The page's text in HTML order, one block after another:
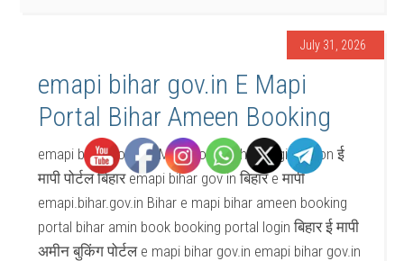
July 31, 2026
emapi bihar gov.in E Mapi
Portal Bihar Ameen Booking
emapi bihar gov.in E Mapi Portal Bihar Registration ई
मापी पोर्टल बिहार emapi bihar gov in बिहार e मापी
emapi.bihar.gov.in Bihar e mapi bihar ameen booking
portal bihar amin book booking portal login बिहार ई मापी
अमीन बुकिंग पोर्टल e mapi bihar gov.in emapi bihar gov.in